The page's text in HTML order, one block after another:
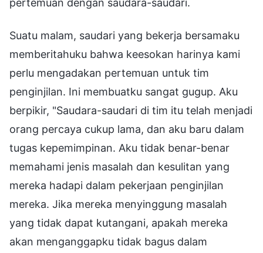
Suatu malam, saudari yang bekerja bersamaku
memberitahuku bahwa keesokan harinya kami
perlu mengadakan pertemuan untuk tim
penginjilan. Ini membuatku sangat gugup. Aku
berpikir, "Saudara-saudari di tim itu telah menjadi
orang percaya cukup lama, dan aku baru dalam
tugas kepemimpinan. Aku tidak benar-benar
memahami jenis masalah dan kesulitan yang
mereka hadapi dalam pekerjaan penginjilan
mereka. Jika mereka menyinggung masalah
yang tidak dapat kutangani, apakah mereka
akan menganggapku tidak bagus dalam